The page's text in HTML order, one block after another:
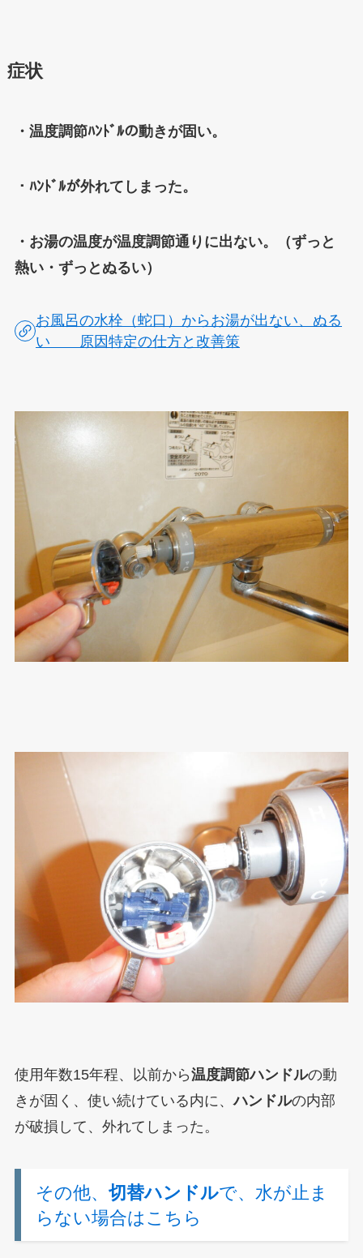
症状
・温度調節ﾊﾝﾄﾞﾙの動きが固い。
・ﾊﾝﾄﾞﾙが外れてしまった。
・お湯の温度が温度調節通りに出ない。（ずっと
熱い・ずっとぬるい）
お風呂の水栓（蛇口）からお湯が出ない、ぬる
い 原因特定の仕方と改善策
使用年数15年程、以前から温度調節ハンドルの動
きが固く、使い続けている内に、ハンドルの内部
が破損して、外れてしまった。
その他、 切替ハンドルで、水が止ま
らない場合はこちら